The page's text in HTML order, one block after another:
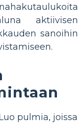
aktiivisen
sanoihin
pulmia, joissa